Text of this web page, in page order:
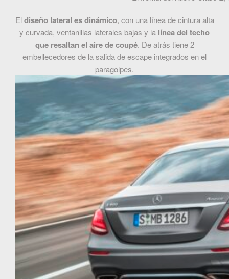
Eldiseño lateral es dinámico, con una línea de cintura alta
y curvada, ventanillas laterales bajas y la línea del techo
que resaltan el aire de coupé. De atrás tiene 2
embellecedores de la salida de escape integrados en el
paragolpes.